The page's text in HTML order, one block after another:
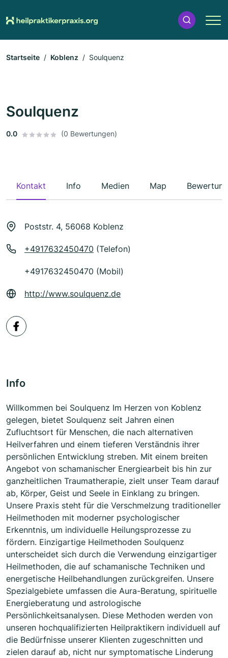
Startseite Koblenz Soulquenz
Soulquenz
0.0 (0 Bewertungen)
Kontakt Info Medien Map
Poststr. 4, 56068 Koblenz
+4917632450470 (Telefon)
+4917632450470 (Mobil)
http://www.soulquenz.de
Info
Willkommen bei Soulquenz Im Herzen von Koblenz
gelegen, bietet Soulquenz seit Jahren einen
Zufluchtsort für Menschen, die nach alternativen
Heilverfahren und einem tieferen Verständnis ihrer
persönlichen Entwicklung streben. Mit einem breiten
Angebot von schamanischer Energiearbeit bis hin zur
ganzheitlichen Traumatherapie, zielt unser Team darauf
ab, Körper, Geist und Seele in Einklang zu bringen.
Unsere Praxis steht für die Verschmelzung traditioneller
Heilmethoden mit moderner psychologischer
Erkenntnis, um individuelle Heilungsprozesse zu
fördern. Einzigartige Heilmethoden Soulquenz
unterscheidet sich durch die Verwendung einzigartiger
Heilmethoden, die auf schamanische Techniken und
energetische Heilbehandlungen zurückgreifen. Unsere
Spezialgebiete umfassen die Aura-Beratung, spirituelle
Energieberatung und astrologische
Persönlichkeitsanalysen. Diese Methoden werden von
unseren hochqualifizierten Heilpraktikern individuell auf
die Bedürfnisse unserer Klienten zugeschnitten und
zielen darauf ab, nicht nur symptomatische Linderung